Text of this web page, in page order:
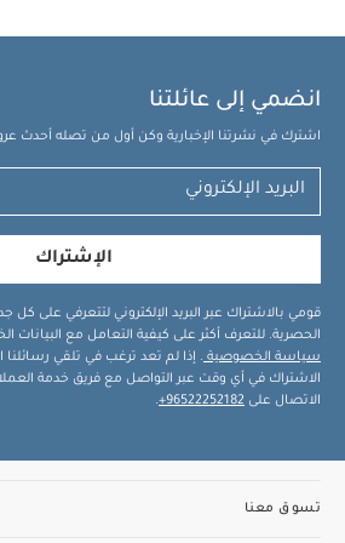
انضمي إلى عائلتنا
اشترك في نشرتنا الإخبارية وكن أول من تصله أحدث
الإشتراك
قومي بالاشتراك عبر البريد الإلكتروني لتتعرفي على كل
الحصرية. للتعرف أكثر على كيفية التعامل مع البيانات
سياسة الخصوصية . إذا لم تعد ترغب في تلقي رسائلنا
الاشتراك في أي وقت عبر التواصل مع فريق خدمة العملاء
الاتصال على 96522252182+
.
تسوق معنا